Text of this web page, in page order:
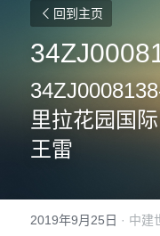
回到主页
里拉花园国
王雷
2019年9月25日 · 中建